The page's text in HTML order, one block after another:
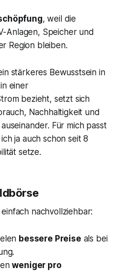
, weil die
Anlagen, Speicher und
Region bleiben.
stärkeres Bewusstsein in
einer
bezieht, setzt sich
Nachhaltigkeit und
Für mich passt
ja auch schon seit 8
setze.
nachvollziehbar:
bessere Preise als bei
weniger pro